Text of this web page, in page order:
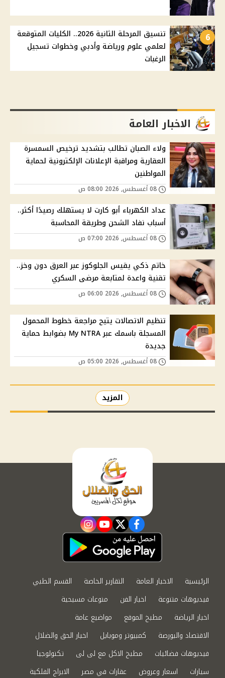
6
تنسيق المرحلة الثانية 2026.. الكليات المتوقعة
لعلمي علوم ورياضة وأدبي وخطوات تسجيل
الرغبات
الاخبار العامة
ولاء الصبان تطالب بتشديد ترخيص السمسرة
العقارية ومراقبة الإعلانات الإلكترونية لحماية
المواطنين
عداد الكهرباء أبو كارت لا يستهلك رصيدًا أكثر..
أسباب نفاد الشحن وطريقة المحاسبة
خاتم ذكي يقيس الجلوكوز عبر العرق دون وخز..
تقنية واعدة لمتابعة مرضى السكري
تنظيم الاتصالات يتيح مراجعة خطوط المحمول
المسجلة باسمك عبر My NTRA بضوابط حماية
جديدة
المزيد
facebook
twitter
youtube
instagram
الرئيسية الاخبار العامة التقارير الخاصة
القسم الطبي
فيديوهات متنوعة
اخبار الفن
منوعات مسيحية
اخبار الرياضة
مطبخ الموقع
مواضيع عامة
الاقتصاد والبورصة
كمبيوتر وموبايل
اخبار الحق والضلال
فيديوهات فضائيات
مطبخ الاكل مع لى لى
تكنولوجيا
سيارات
اسعار وعروض عقارات في مصر الابراج الفلكية